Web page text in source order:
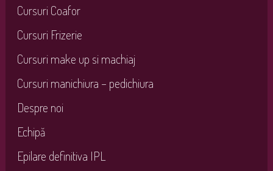
Cursuri Coafor
Cursuri Frizerie
Cursuri make up si machiaj
Cursuri manichiura – pedichiura
Despre noi
Echipă
Epilare definitiva IPL